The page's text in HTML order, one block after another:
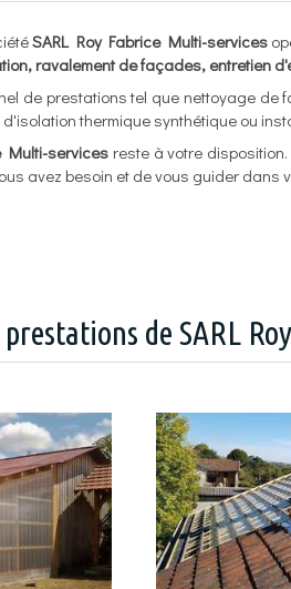
SARL Roy Fabrice Multi-services
ravalement de façades, entretien
de prestations tel que nettoyage
thermique synthétique ou
Multi-services reste à votre
avez besoin et de vous guider dans
prestations de SARL